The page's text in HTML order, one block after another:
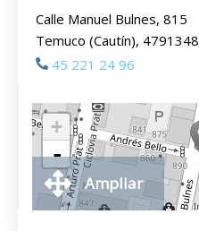
Calle Manuel Bulnes, 815
Temuco (Cautín), 4791348
45 221 24 96
+
-
Ampliar